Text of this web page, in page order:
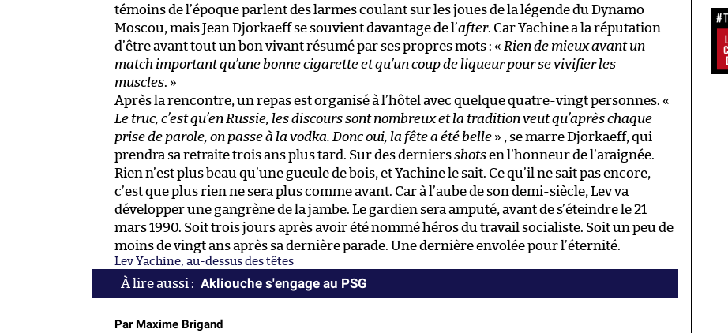
témoins de l’époque parlent des larmes coulant sur les joues de la légende du Dynamo
Moscou, mais Jean Djorkaeff se souvient davantage de l’after. Car Yachine a la réputation
d’être avant tout un bon vivant résumé par ses propres mots : « Rien de mieux avant un
match important qu’une bonne cigarette et qu’un coup de liqueur pour se vivifier les
muscles. »
Après la rencontre, un repas est organisé à l’hôtel avec quelque quatre-vingt personnes. «
Le truc, c’est qu’en Russie, les discours sont nombreux et la tradition veut qu’après chaque
prise de parole, on passe à la vodka. Donc oui, la fête a été belle » , se marre Djorkaeff, qui
prendra sa retraite trois ans plus tard. Sur des derniersshotsen l’honneur de l’araignée.
Rien n’est plus beau qu’une gueule de bois, et Yachine le sait. Ce qu’il ne sait pas encore,
c’est que plus rien ne sera plus comme avant. Car à l’aube de son demi-siècle, Lev va
développer une gangrène de la jambe. Le gardien sera amputé, avant de s’éteindre le 21
mars 1990. Soit trois jours après avoir été nommé héros du travail socialiste. Soit un peu de
moins de vingt ans après sa dernière parade. Une dernière envolée pour l’éternité.
Lev Yachine, au-dessus des têtes
Akliouche s'engage au PSG
Par Maxime Brigand